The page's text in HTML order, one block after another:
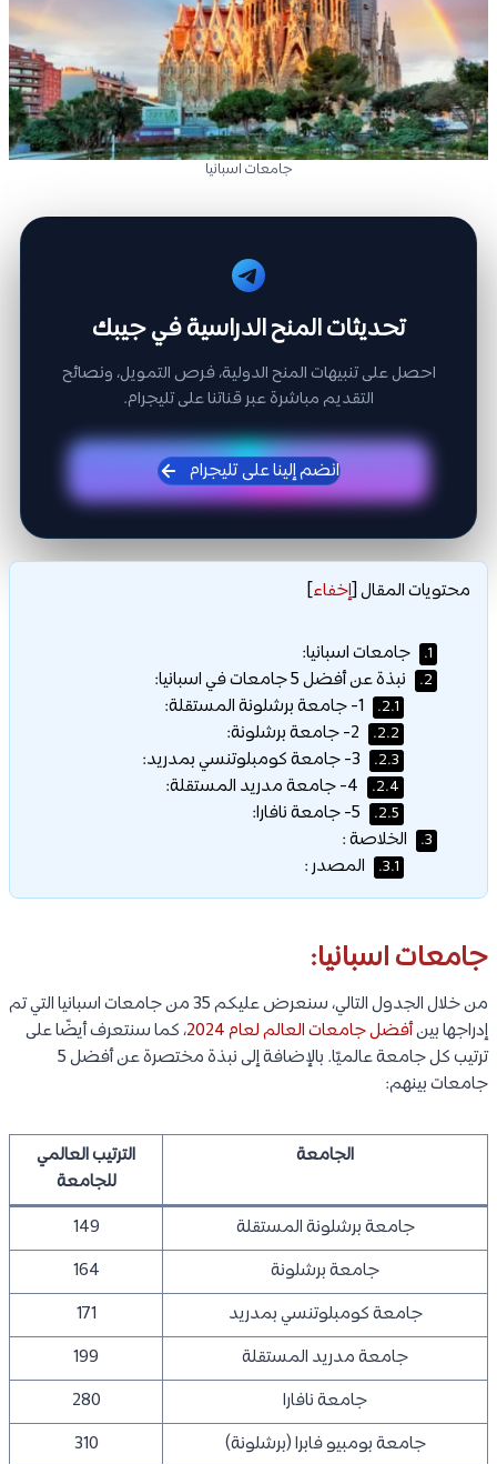
جامعات اسبانيا
تحديثات المنح الدراسية في جيبك
احصل على تنبيهات المنح الدولية، فرص التمويل، ونصائح
التقديم مباشرة عبر قناتنا على تليجرام.
انضم إلينا على تليجرام
محتويات المقال[إخفاء]
1. جامعات اسبانيا:
2. نبذة عن أفضل 5 جامعات في اسبانيا:
2.1.
2.2.
2.3.
2.4.
2.5.
3. الخلاصة :
3.1. المصدر :
جامعات اسبانيا:
من خلال الجدول التالي، سنعرض عليكم 35 من جامعات اسبانيا التي تم
إدراجها بينأفضل جامعات العالم لعام 2024
، كما سنتعرف أيضًا على
ترتيب كل جامعة عالميًا. بالإضافة إلى نبذة مختصرة عن أفضل 5
جامعات بينهم:
الجامعة
الترتيب العالمي
للجامعة
جامعة برشلونة المستقلة
149
جامعة برشلونة
164
جامعة كومبلوتنسي بمدريد
171
جامعة مدريد المستقلة
199
جامعة نافارا
280
جامعة بومبيو فابرا (برشلونة)
310